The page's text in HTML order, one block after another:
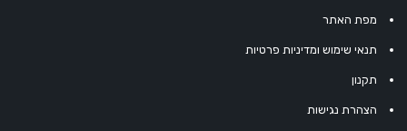
מפת האתר
תנאי שימוש ומדיניות פרטיות
תקנון
הצהרת נגישות